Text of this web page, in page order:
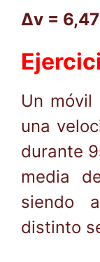
Δv =
Un
una
durante
media
siendo
distinto